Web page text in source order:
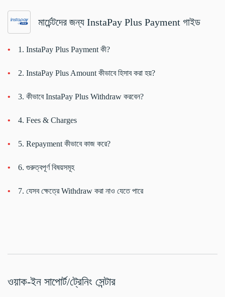
মার্চেন্টদের জন্য InstaPay Plus Payment গাইড
1. InstaPay Plus Payment কী?
2. InstaPay Plus Amount কীভাবে হিসাব করা হয়?
3. কীভাবে InstaPay Plus Withdraw করবেন?
4. Fees & Charges
5. Repayment কীভাবে কাজ করে?
6. গুরুত্বপূর্ণ বিষয়সমূহ
7. যেসব ক্ষেত্রে Withdraw করা নাও যেতে পারে
ওয়াক-ইন সাপোর্ট/ট্রেনিং সেন্টার